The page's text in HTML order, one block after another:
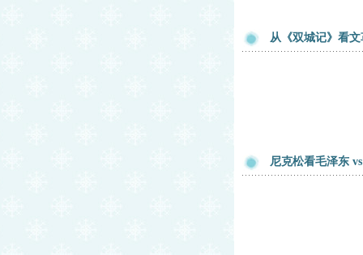
从《双城记》看
尼克松看毛泽东